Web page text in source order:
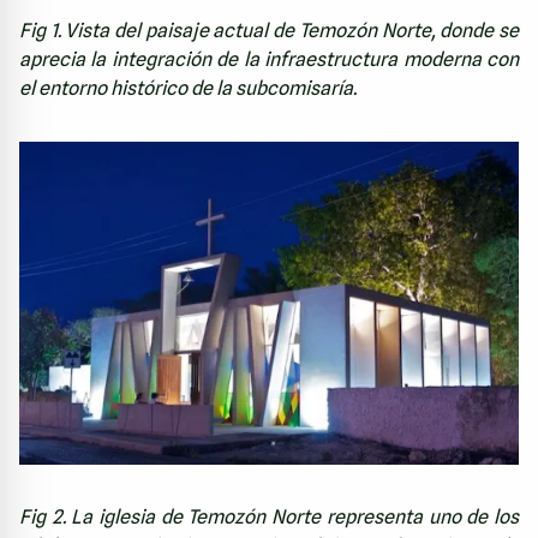
Fig 1. Vista del paisaje actual de Temozón Norte, donde se
aprecia la integración de la infraestructura moderna con
el entorno histórico de la subcomisaría.
Fig 2. La iglesia de Temozón Norte representa uno de los